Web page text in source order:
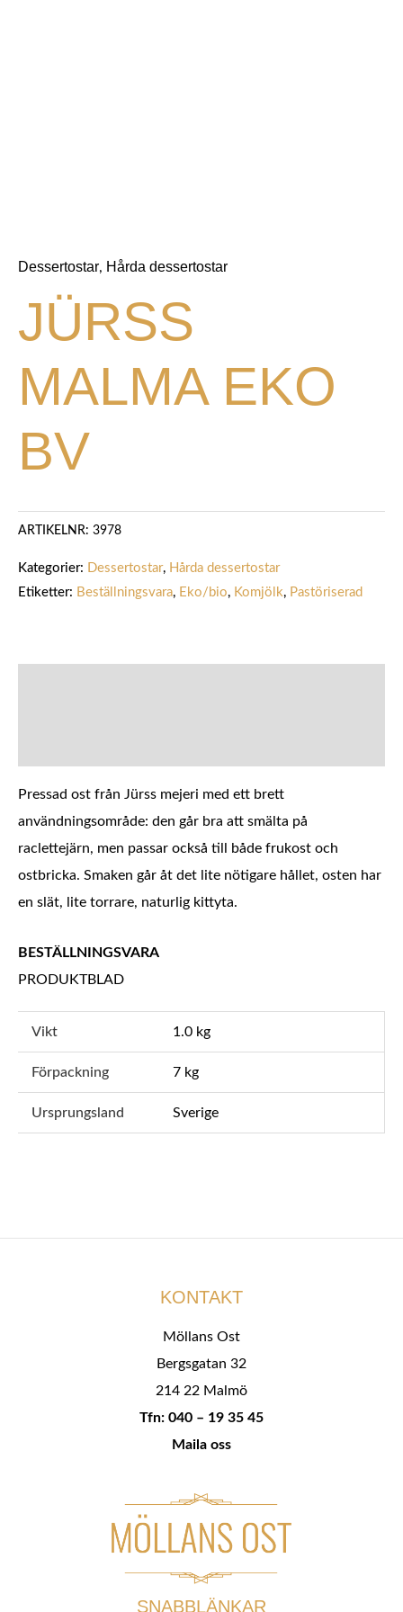
Dessertostar, Hårda dessertostar
JÜRSS
MALMA EKO
BV
ARTIKELNR: 3978
Kategorier: Dessertostar, Hårda dessertostar
Etiketter: Beställningsvara, Eko/bio, Komjölk, Pastöriserad
Pressad ost från Jürss mejeri med ett brett
användningsområde: den går bra att smälta på
raclettejärn, men passar också till både frukost och
ostbricka. Smaken går åt det lite nötigare hållet, osten har
en slät, lite torrare, naturlig kittyta.
BESTÄLLNINGSVARA
PRODUKTBLAD
Vikt 1.0 kg
Förpackning 7 kg
Ursprungsland Sverige
KONTAKT
Möllans Ost
Bergsgatan 32
214 22 Malmö
Tfn: 040 – 19 35 45
Maila oss
SNABBLÄNKAR